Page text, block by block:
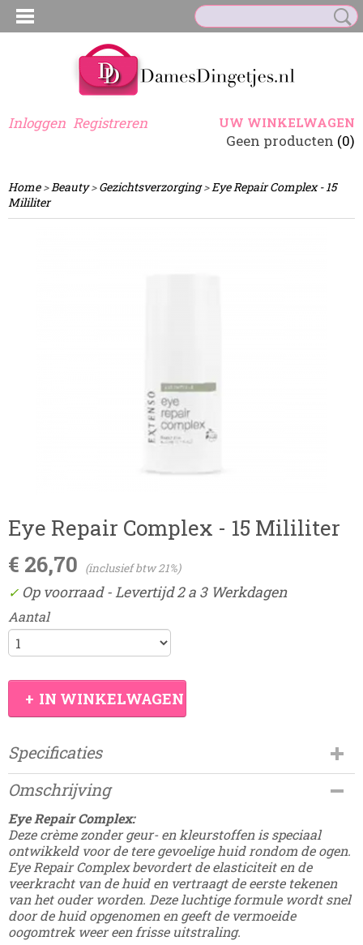
Inloggen Registreren UW WINKELWAGEN
Geen producten (0)
Home>Beauty>Gezichtsverzorging>Eye Repair Complex - 15
Mililiter
Eye Repair Complex - 15 Mililiter
€ 26,70
(inclusief btw 21%)
✓ Op voorraad- Levertijd 2 a 3 Werkdagen
Aantal
IN WINKELWAGEN
Specificaties
Productcode
Damesdingetjes-341
Omschrijving
Eye Repair Complex:
Deze crème zonder geur- en kleurstoffen is speciaal
ontwikkeld voor de tere gevoelige huid rondom de ogen.
Eye RepairComplex bevordert de elasticiteit en de
veerkracht van de huid en vertraagt de eerste tekenen
van het ouder worden. Deze luchtige formule wordt snel
door de huid opgenomen en geeft de vermoeide
oogomtrek weer een frisse uitstraling.